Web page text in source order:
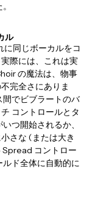
ル
に同じボーカルをコ
際には、これは実
の魔法は、物事
完全さにありま
でビブラートのバ
コントロールとタ
つ開始されるか、
さな (または大き
コントロー
ド全体に自動的に